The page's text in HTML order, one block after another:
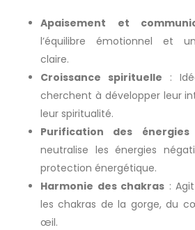
Apaisement et
l’équilibre émotionnel et
claire.
Croissance spirituelle :
cherchent à développer leur
leur spiritualité.
Purification des énergies
neutralise les énergies
protection énergétique.
Harmonie des chakras :
les chakras de la gorge, du
œil.